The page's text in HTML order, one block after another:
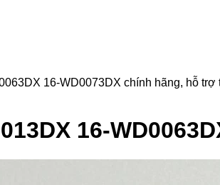
16-WD0073DX chính hãng, hỗ
16-